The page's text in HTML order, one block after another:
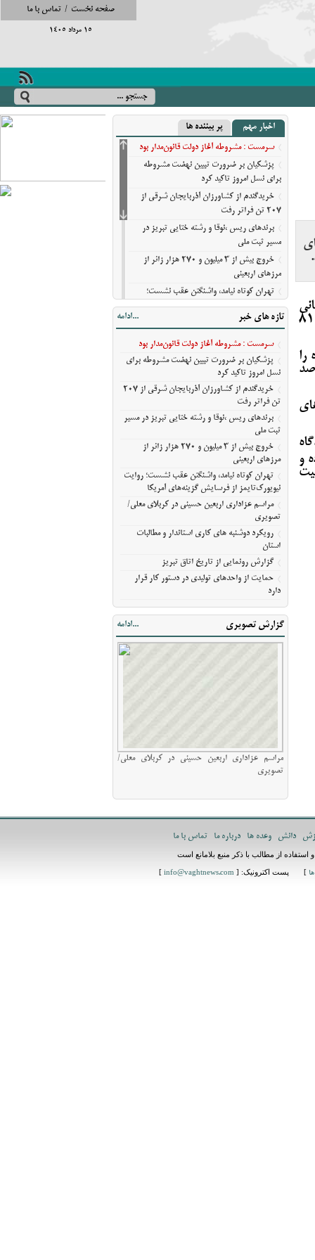
صفحه نخست / تماس با ما
15 مرداد 1405
مورد اشاره در مجموع 241 هزار و 354 مسافرداخلی و خارجی با دو هزار و 81
را
با مدت مشابه سال قبل از 33 درصد
بوده و
اخبار مهم پر بیننده ها
سرمست : مشروطه آغاز دولت قانون‌مدار بود
پزشکیان بر ضرورت تبیین نهضت مشروطه
برای نسل امروز تاکید کرد
خریدگندم از کشاورزان آذربایجان شرقی از
207 تن فراتر رفت
برندهای ریس ،‌نوقا و رشته ختایی تبریز در
مسیر ثبت ملی
خروج بیش از ۳ میلیون و ۲۷۰ هزار زائر از
مرزهای اربعینی
تهران کوتاه نیامد، واشنگتن عقب نشست؛
روایت نیویورک‌تایمز از فرسایش گزینه‌های
آمریکا
مراسم عزاداری اربعین حسینی در کربلای
معلی/تصویری
رویکرد دوشنبه های کاری استاندار و مطالبات
گزارش رونمایی از تاریخ اتاق تبریز
حمایت از واحدهای تولیدی در دستور کار قرار
دارد
تازه های خبر ...ادامه
سرمست : مشروطه آغاز دولت قانون‌مدار بود
پزشکیان بر ضرورت تبیین نهضت مشروطه برای
نسل امروز تاکید کرد
خریدگندم از کشاورزان آذربایجان شرقی از 207
تن فراتر رفت
برندهای ریس ،‌نوقا و رشته ختایی تبریز در مسیر
ثبت ملی
خروج بیش از ۳ میلیون و ۲۷۰ هزار زائر از
مرزهای اربعینی
تهران کوتاه نیامد، واشنگتن عقب نشست؛ روایت
نیویورک‌تایمز از فرسایش گزینه‌های آمریکا
مراسم عزاداری اربعین حسینی در کربلای معلی/
تصویری
رویکرد دوشنبه های کاری استاندار و مطالبات
استان
گزارش رونمایی از تاریخ اتاق تبریز
حمایت از واحدهای تولیدی در دستور کار قرار
دارد
گزارش تصویری ...ادامه
مراسم عزاداری اربعین حسینی در کربلای معلی/
تصویری
دانش وعده ها درباره ما تماس با ما
از مطالب با ذکر منبع بلامانع است
] پست اکترونیک: [ info@vaghtnews.com
]